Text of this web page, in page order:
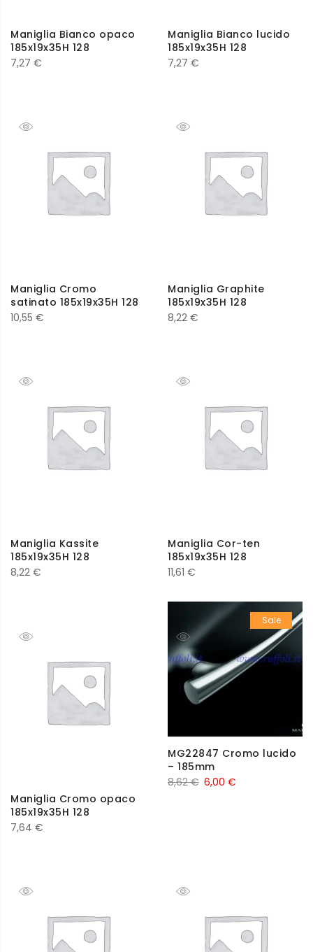
Maniglia Bianco opaco
185x19x35H 128
7,27 €
Maniglia Bianco lucido
185x19x35H 128
7,27 €
Maniglia Cromo
satinato 185x19x35H 128
10,55 €
Maniglia Graphite
185x19x35H 128
8,22 €
Maniglia Kassite
185x19x35H 128
8,22 €
Maniglia Cor-ten
185x19x35H 128
11,61 €
Maniglia Cromo opaco
185x19x35H 128
7,64 €
Sale
MG22847 Cromo lucido
– 185mm
8,62€ 6,00 €